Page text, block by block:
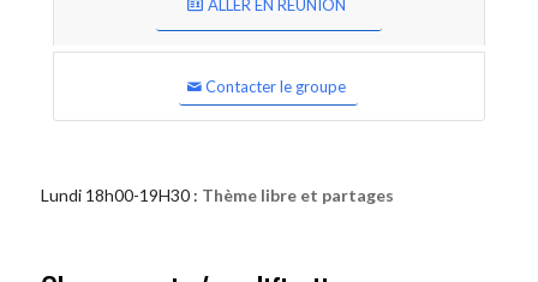
ALLER EN REUNION
Contacter le groupe
Lundi 18h00-19H30 : Thème libre et partages